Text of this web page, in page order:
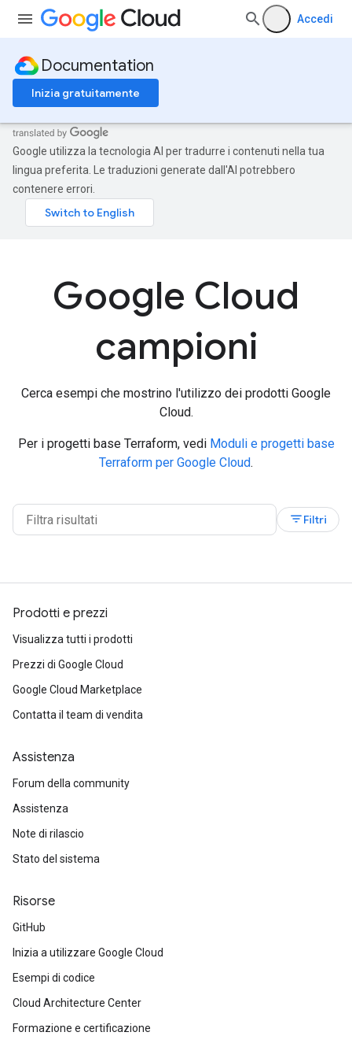
Accedi
Documentation
Inizia gratuitamente
Google utilizza la tecnologia AI per tradurre i contenuti nella tua
lingua preferita. Le traduzioni generate dall'AI potrebbero
contenere errori.
Google Cloud
campioni
Cerca esempi che mostrino l'utilizzo dei prodotti Google
Cloud.
Per i progetti base Terraform, vedi Moduli e progetti base
Terraform per Google Cloud.
filter_listFiltri
Prodotti e prezzi
Visualizza tutti i prodotti
Prezzi di Google Cloud
Google Cloud Marketplace
Contatta il team di vendita
Assistenza
Forum della community
Assistenza
Note di rilascio
Stato del sistema
Risorse
GitHub
Inizia a utilizzare Google Cloud
Esempi di codice
Cloud Architecture Center
Formazione e certificazione